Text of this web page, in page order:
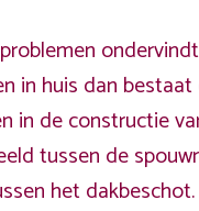
in huis dan
in de constructie
tussen de
het dakbeschot.